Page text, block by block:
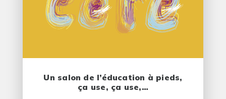
Un salon de l’éducation à pieds,
ça use, ça use,…